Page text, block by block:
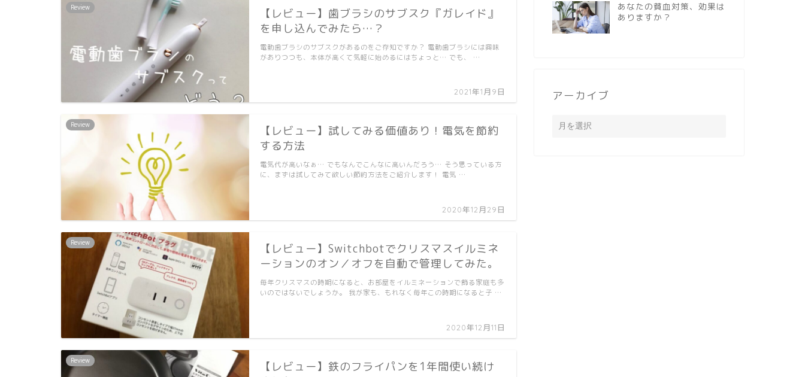
Review
【レビュー】歯ブラシのサブスク『ガレイド』
を申し込んでみたら…？
2021年1月9日
電動歯ブラシのサブスクがあるのをご存知ですか？ 電動歯ブラシには興味
がありつつも、本体が高くて気軽に始めるにはちょっと… でも、 …
Review
【レビュー】試してみる価値あり！電気を節約
する方法
2020年12月29日
電気代が高いなぁ… でもなんでこんなに高いんだろう… そう思っている方
に、まずは試してみて欲しい節約方法をご紹介します！ 電気 …
Review
【レビュー】Switchbotでクリスマスイルミネ
ーションのオン／オフを自動で管理してみた。
2020年12月11日
毎年クリスマスの時期になると、お部屋をイルミネーションで飾る家庭も多
いのではないでしょうか。 我が家も、もれなく毎年この時期になると子 …
Review
【レビュー】鉄のフライパンを1年間使い続け
あなたの貧血対策、効果は
ありますか？
アーカイブ